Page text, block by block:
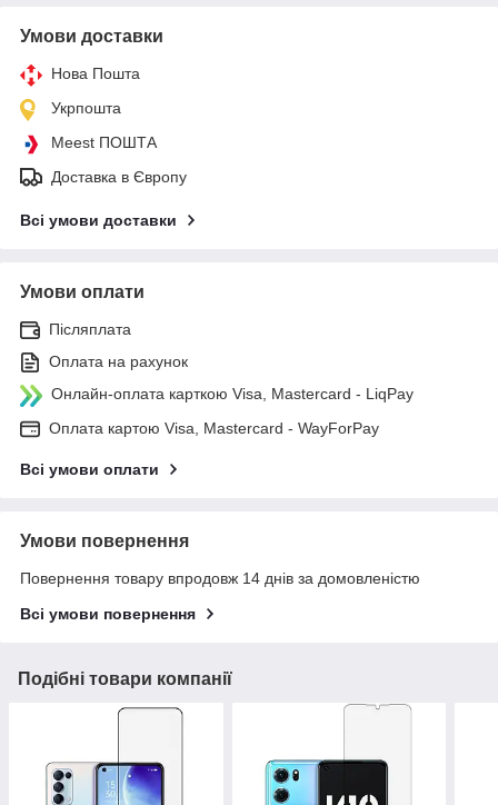
Умови доставки
Нова Пошта
Укрпошта
Meest ПОШТА
Доставка в Європу
Всі умови доставки
Умови оплати
Післяплата
Оплата на рахунок
Онлайн-оплата карткою Visa, Mastercard - LiqPay
Оплата картою Visa, Mastercard - WayForPay
Всі умови оплати
Умови повернення
Повернення товару впродовж 14 днів за домовленістю
Всі умови повернення
Подібні товари компанії